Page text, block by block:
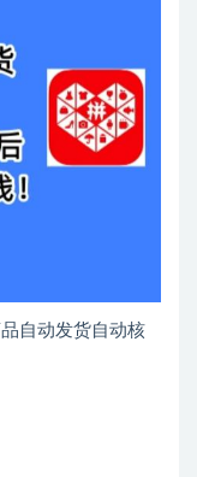
自动发货自动核